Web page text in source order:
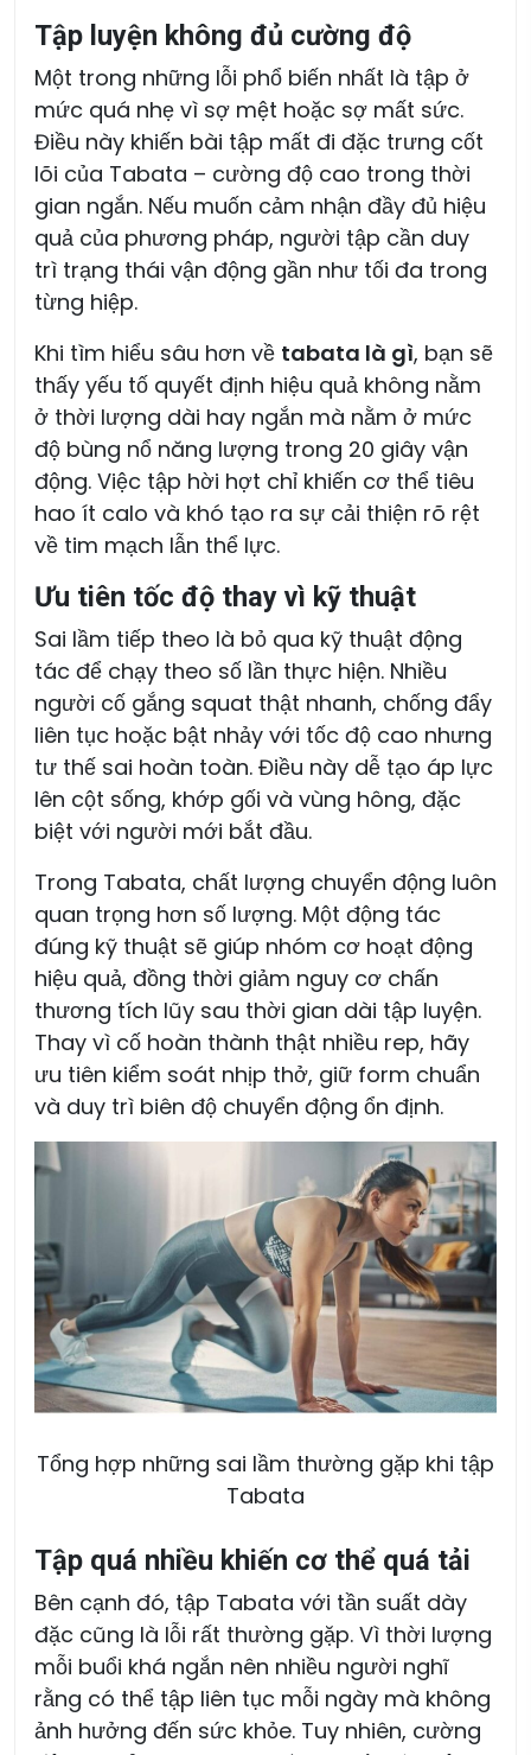
Tập luyện không đủ cường độ
Một trong những lỗi phổ biến nhất là tập ở
mức quá nhẹ vì sợ mệt hoặc sợ mất sức.
Điều này khiến bài tập mất đi đặc trưng cốt
lõi của Tabata – cường độ cao trong thời
gian ngắn. Nếu muốn cảm nhận đầy đủ hiệu
quả của phương pháp, người tập cần duy
trì trạng thái vận động gần như tối đa trong
từng hiệp.
Khi tìm hiểu sâu hơn về tabata là gì, bạn sẽ
thấy yếu tố quyết định hiệu quả không nằm
ở thời lượng dài hay ngắn mà nằm ở mức
độ bùng nổ năng lượng trong 20 giây vận
động. Việc tập hời hợt chỉ khiến cơ thể tiêu
hao ít calo và khó tạo ra sự cải thiện rõ rệt
về tim mạch lẫn thể lực.
Ưu tiên tốc độ thay vì kỹ thuật
Sai lầm tiếp theo là bỏ qua kỹ thuật động
tác để chạy theo số lần thực hiện. Nhiều
người cố gắng squat thật nhanh, chống đẩy
liên tục hoặc bật nhảy với tốc độ cao nhưng
tư thế sai hoàn toàn. Điều này dễ tạo áp lực
lên cột sống, khớp gối và vùng hông, đặc
biệt với người mới bắt đầu.
Trong Tabata, chất lượng chuyển động luôn
quan trọng hơn số lượng. Một động tác
đúng kỹ thuật sẽ giúp nhóm cơ hoạt động
hiệu quả, đồng thời giảm nguy cơ chấn
thương tích lũy sau thời gian dài tập luyện.
Thay vì cố hoàn thành thật nhiều rep, hãy
ưu tiên kiểm soát nhịp thở, giữ form chuẩn
và duy trì biên độ chuyển động ổn định.
Tổng hợp những sai lầm thường gặp khi tập
Tabata
Tập quá nhiều khiến cơ thể quá tải
Bên cạnh đó, tập Tabata với tần suất dày
đặc cũng là lỗi rất thường gặp. Vì thời lượng
mỗi buổi khá ngắn nên nhiều người nghĩ
rằng có thể tập liên tục mỗi ngày mà không
ảnh hưởng đến sức khỏe. Tuy nhiên, cường